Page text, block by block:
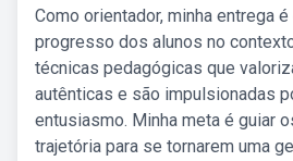
Como orientador, minha entrega
progresso dos alunos no
técnicas pedagógicas que
autênticas e são impulsionadas
entusiasmo. Minha meta é guiar
trajetória para se tornarem uma